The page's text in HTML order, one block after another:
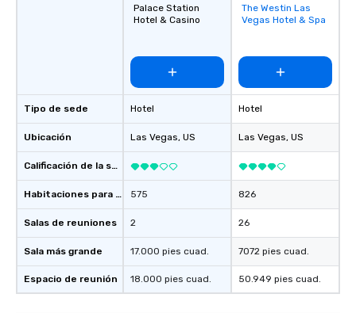
Tipo de sede
Ubicación
Calificación de la sede
Habitaciones para huéspedes
Salas de reuniones
Sala más grande
Espacio de reunión
Palace Station
Hotel & Casino
Hotel
Las Vegas, US
575
2
17.000 pies cuad.
18.000 pies cuad.
Removed from
favorites
The Westin Las
Vegas Hotel & Spa
Hotel
Las Vegas, US
826
26
7072 pies cuad.
50.949 pies cuad.